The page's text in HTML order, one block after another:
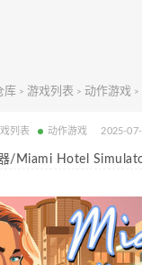
库 > 游戏列表 > 动作游戏 >
列表 动作游戏 2025-
/Miami Hotel